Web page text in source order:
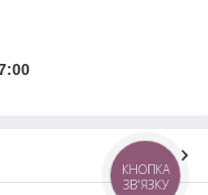
КНОПКА
ЗВ'ЯЗКУ